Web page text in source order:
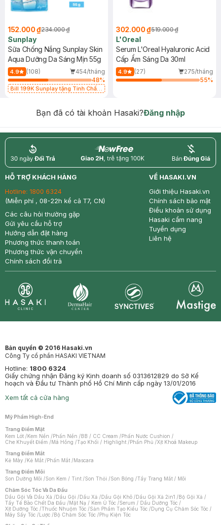
152.000 ₫234.000 ₫
Sunplay
Sữa Chống Nắng Sunplay Skin
Aqua Dưỡng Da Sáng Mịn 55g
4.9 (108)
454/tháng
48%
Bill 199K Sunplay tặng Tinh Chất
302.000 ₫519.000 ₫
L'Oreal
Serum L'Oreal Hyaluronic Acid
Cấp Ẩm Sáng Da 30ml
4.9 (27)
275/tháng
55%
Bạn đã có tài khoản Hasaki?Đăng nhập
return nowfree price
HỖ TRỢ KHÁCH HÀNG
Hotline: 1800 6324
(Miễn phí , 08-22h kể cả T7, CN)
Các câu hỏi thường gặp
Gửi yêu cầu hỗ trợ
Hướng dẫn đặt hàng
Phương thức thanh toán
Phương thức vận chuyển
Chính sách đổi trả
VỀ HASAKI.VN
Giới thiệu Hasaki.vn
Chính sách bảo mật
Điều khoản sử dụng
Hasaki cẩm nang
Tuyển dụng
Liên hệ
Bản quyền © 2016 Hasaki.vn
Công Ty cổ phần HASAKI VIETNAM
Hotline: 1800 6324
Giấy chứng nhận Đăng ký Kinh doanh số 0313612829 do Sở Kế
hoạch và Đầu tư Thành phố Hồ Chí Minh cấp ngày 13/01/2016
Xem tất cả cửa hàng
Mỹ Phẩm High-End
Trang Điểm Mặt
Kem Lót /Kem Nền /Phấn Nền /BB / CC Cream /Phấn Nước Cushion /
Che Khuyết Điểm /Má Hồng /Tạo Khối / Highlight /Phấn Phủ /Xịt Khoá Makeup
Trang Điểm Mắt
Kẻ Mày /Kẻ Mắt /Phấn Mắt /Mascara
Trang Điểm Môi
Son Dưỡng Môi /Son Kem / Tint /Son Thỏi /Son Bóng /Tẩy Trang Mắt / Môi
Chăm Sóc Tóc Và Da Đầu
Dầu Gội Và Dầu Xả /Dầu Gội /Dầu Xả /Dầu Gội Khô /Dầu Gội Xả 2in1 /Bộ Gội Xả /
Tẩy Tế Bào Chết Da Đầu /Mặt Nạ / Kem Ủ Tóc /Serum / Dầu Dưỡng Tóc /
Xịt Dưỡng Tóc /Thuốc Nhuộm Tóc /Sản Phẩm Tạo Kiểu Tóc /Dụng Cụ Chăm Sóc Tóc /
Máy Sấy Tóc /Lược /Bộ Chăm Sóc Tóc /Phụ Kiện Tóc